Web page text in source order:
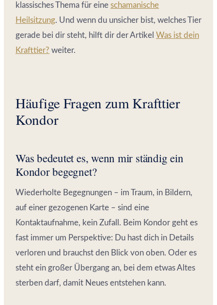
klassisches Thema für eine schamanische
Heilsitzung. Und wenn du unsicher bist, welches Tier
gerade bei dir steht, hilft dir der Artikel Was ist dein
Krafttier? weiter.
Häufige Fragen zum Krafttier
Kondor
Was bedeutet es, wenn mir ständig ein
Kondor begegnet?
Wiederholte Begegnungen – im Traum, in Bildern,
auf einer gezogenen Karte – sind eine
Kontaktaufnahme, kein Zufall. Beim Kondor geht es
fast immer um Perspektive: Du hast dich in Details
verloren und brauchst den Blick von oben. Oder es
steht ein großer Übergang an, bei dem etwas Altes
sterben darf, damit Neues entstehen kann.